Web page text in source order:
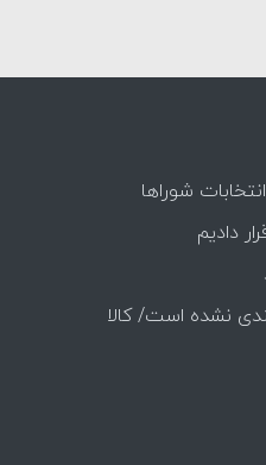
شوراها
دادیم
نشده است/ کالا